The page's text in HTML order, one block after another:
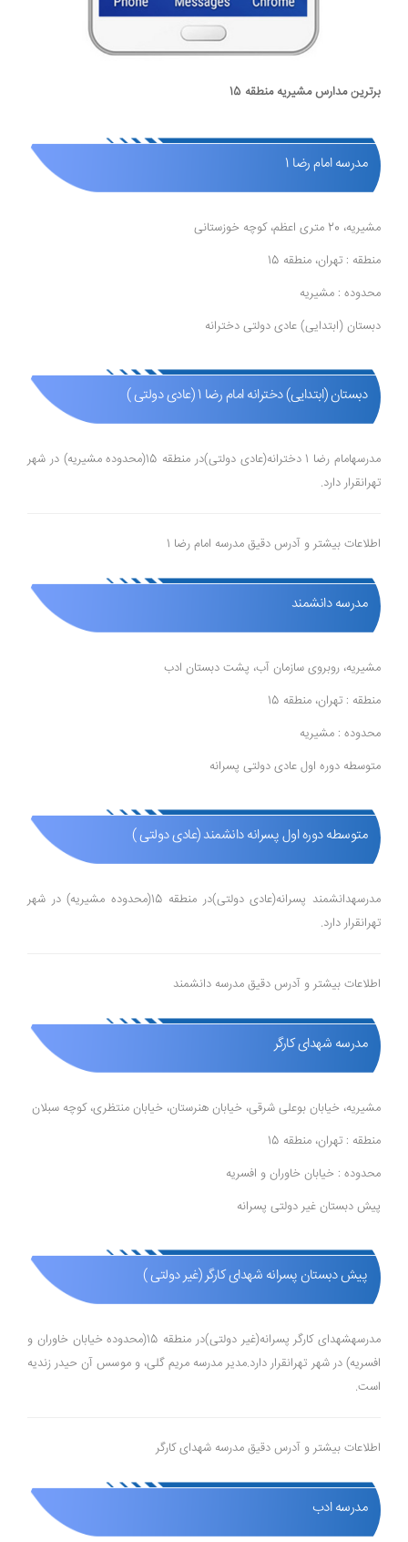
برترین مدارس مشیریه منطقه 15
مدرسه امام رضا 1
مشیریه، 20 متری اعظم، کوچه خوزستانی
منطقه : تهران، منطقه 15
محدوده : مشیریه
دبستان (ابتدایی) عادی دولتی دخترانه
دبستان (ابتدایی) دخترانه امام رضا 1 (عادی دولتی )
مدرسهامام رضا 1 دخترانه(عادی دولتی)در منطقه 15(محدوده مشیریه) در شهر
تهرانقرار دارد.
اطلاعات بیشتر و آدرس دقیق مدرسه امام رضا 1
مدرسه دانشمند
مشیریه، روبروی سازمان آب، پشت دبستان ادب
منطقه : تهران، منطقه 15
محدوده : مشیریه
متوسطه دوره اول عادی دولتی پسرانه
متوسطه دوره اول پسرانه دانشمند (عادی دولتی )
مدرسهدانشمند پسرانه(عادی دولتی)در منطقه 15(محدوده مشیریه) در شهر
تهرانقرار دارد.
اطلاعات بیشتر و آدرس دقیق مدرسه دانشمند
مدرسه شهدای کارگر
مشیریه، خیابان بوعلی شرقی، خیابان هنرستان، خیابان منتظری، کوچه سبلان
منطقه : تهران، منطقه 15
محدوده : خیابان خاوران و افسریه
پیش دبستان غیر دولتی پسرانه
پیش دبستان پسرانه شهدای کارگر (غیر دولتی )
مدرسهشهدای کارگر پسرانه(غیر دولتی)در منطقه 15(محدوده خیابان خاوران و
افسریه) در شهر تهرانقرار دارد.مدیر مدرسه مریم گلی، و موسس آن حیدر زندیه
است.
اطلاعات بیشتر و آدرس دقیق مدرسه شهدای کارگر
مدرسه ادب